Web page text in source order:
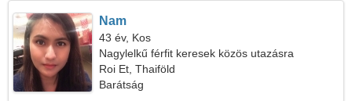
Nam
43 év, Kos
Nagylelkű férfit keresek közös utazásra
Roi Et, Thaiföld
Barátság